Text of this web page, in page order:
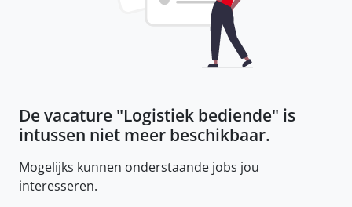
De vacature "Logistiek bediende" is
intussen niet meer beschikbaar.
Mogelijks kunnen onderstaande jobs jou
interesseren.